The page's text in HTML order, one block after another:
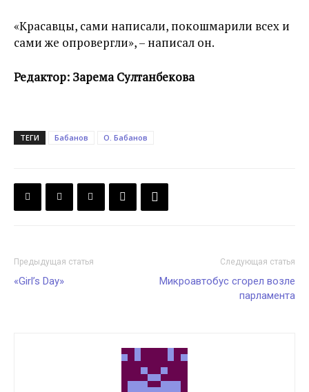
«Красавцы, сами написали, покошмарили всех и
сами же опровергли», – написал он.
Редактор: Зарема Султанбекова
ТЕГИ Бабанов О. Бабанов
Предыдущая статья
«Girl’s Day»
Следующая статья
Микроавтобус сгорел возле
парламента